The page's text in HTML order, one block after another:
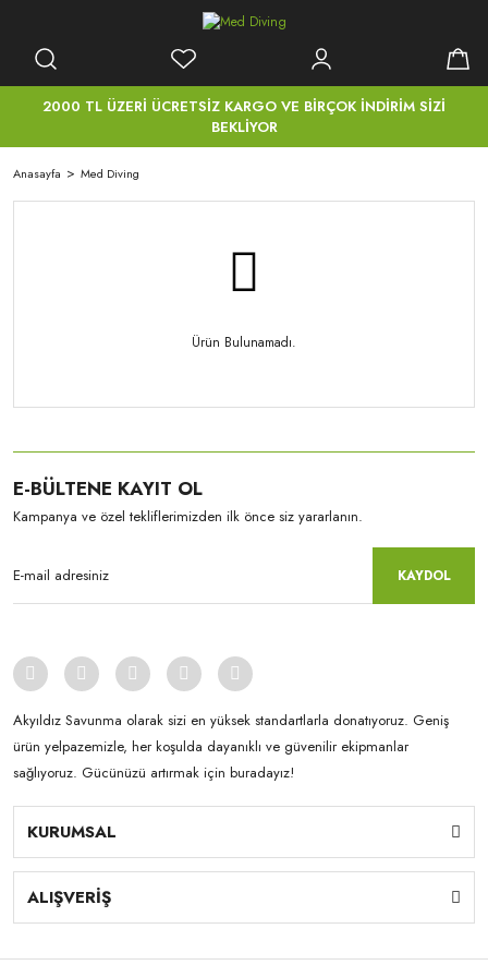
2000 TL ÜZERİ ÜCRETSİZ KARGO VE BİRÇOK İNDİRİM SİZİ
BEKLİYOR
Anasayfa Med Diving
Ürün Bulunamadı.
E-BÜLTENE KAYIT OL
Kampanya ve özel tekliflerimizden ilk önce siz yararlanın.
KAYDOL
Akyıldız Savunma olarak sizi en yüksek standartlarla donatıyoruz. Geniş
ürün yelpazemizle, her koşulda dayanıklı ve güvenilir ekipmanlar
sağlıyoruz. Gücünüzü artırmak için buradayız!
KURUMSAL
ALIŞVERİŞ